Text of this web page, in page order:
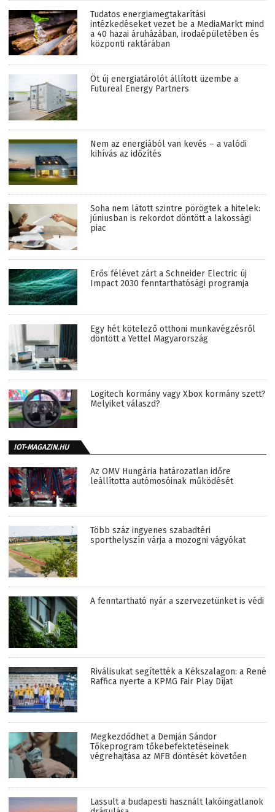
Tudatos energiamegtakarítási
intézkedéseket vezet be a MediaMarkt mind
a 40 hazai áruházában, irodaépületében és
központi raktárában
Öt új energiatárolót állított üzembe a
Futureal Energy Partners
Nem az energiából van kevés – a valódi
kihívás az időzítés
Soha nem látott szintre pörögtek a hitelek:
júniusban is rekordot döntött a lakossági
piac
Erős félévet zárt a Schneider Electric új
Impact 2030 fenntarthatósági programja
Egy hét kötelező otthoni munkavégzésről
döntött a Yettel Magyarország
Logitech kormány vagy Xbox kormány szett?
Melyiket válaszd?
IOT-MAGAZIN.HU
Az OMV Hungária határozatlan időre
leállította autómosóinak működését
Több száz ingyenes szabadtéri
sporthelyszín várja a mozogni vágyókat
A fenntartható nyár a szervezetünket is védi
Riválisukat segítették a Kékszalagon: a René
Raffica nyerte a KPMG Fair Play Díjat
Megkezdődhet a Demján Sándor
Tőkeprogram tőkebefektetéseinek
végrehajtása az MFB döntését követően
Lassult a budapesti használt lakóingatlanok